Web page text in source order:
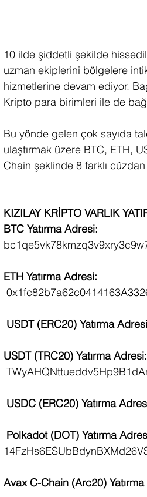
10 ilde şiddetli şekilde
uzman ekiplerini bölgelere
hizmetlerine devam ediyor.
Kripto para birimleri ile de
Bu yönde gelen çok sayıda
ulaştırmak üzere BTC, ETH,
Chain şeklinde 8 farklı
KIZILAY KRİPTO VARLIK
BTC Yatırma Adresi:
ETH Yatırma Adresi:
USDT (ERC20) Yatırma
USDT (TRC20) Yatırma Adresi:
USDC (ERC20) Yatırma
Polkadot (DOT) Yatırma
Avax C-Chain (Arc20)